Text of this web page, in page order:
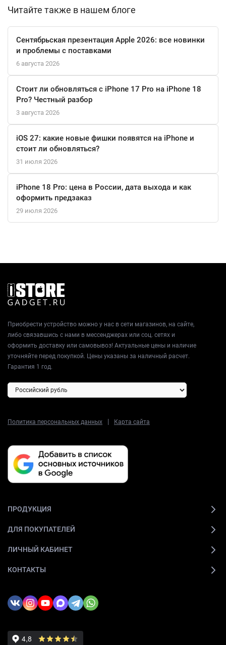
любого стиля. Тонкий профиль всего 7.7 мм и продуманная
течение всего дня.
Яркий 6.7-дюймовый экран Super AMOLED с частотой
обновления 120 Гц и разрешением Full HD+ дарит невероятно
сочную картинку. Анимации становятся идеально плавными, а
просмотр фильмов в высоком разрешении — по-настоящему
захватывающим.
Устройство работает на актуальной операционной системе
Android 15, что гарантирует доступ к новейшим функциям и
сервисам. Современные беспроводные интерфейсы, включая
Bluetooth 5.3 и Wi-Fi с поддержкой стандарта ac, обеспечивают
стабильное соединение с наушниками, умными часами и
другими гаджетами экосистемы Samsung Galaxy Wearables.
Надёжность и актуальность смартфона поддерживаются
многолетними обновлениями безопасности, что делает его
телефон в цифровой кошелёк.
Читайте также в нашем блоге
Сентябрьская презентация Apple 2026: все новинки
и проблемы с поставками
6 августа 2026
Стоит ли обновляться с iPhone 17 Pro на iPhone 18
Pro? Честный разбор
3 августа 2026
iOS 27: какие новые фишки появятся на iPhone и
стоит ли обновляться?
31 июля 2026
iPhone 18 Pro: цена в России, дата выхода и как
оформить предзаказ
29 июля 2026
Приобрести устройство можно у нас в сети магазинов, на сайте,
либо связавшись с нами в мессенджерах или соц. сетях и
оформить доставку или самовывоз! Актуальные цены и наличие
уточняйте перед покупкой. Цены указаны за наличный расчет.
Гарантия 1 год.
Политика персональных данных | Карта сайта
ПРОДУКЦИЯ
ДЛЯ ПОКУПАТЕЛЕЙ
ЛИЧНЫЙ КАБИНЕТ
КОНТАКТЫ